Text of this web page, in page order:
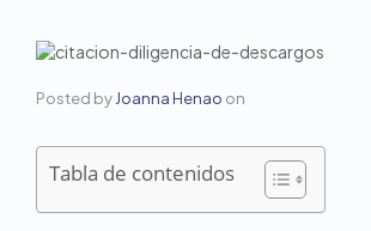
Posted by Joanna Henao on
Tabla de contenidos